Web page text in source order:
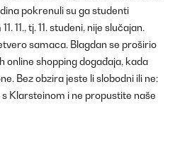
pokrenuli su ga studenti
11., tj. 11. studeni, nije slučajan.
samaca. Blagdan se proširio
online shopping događaja, kada
Bez obzira jeste li slobodni ili ne:
Klarsteinom i ne propustite naše